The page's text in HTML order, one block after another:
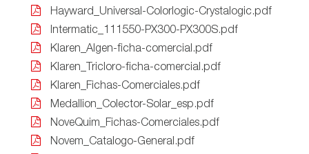
Hayward_Universal-Colorlogic-Crystalogic.pdf
Intermatic_111550-PX300-PX300S.pdf
Klaren_Algen-ficha-comercial.pdf
Klaren_Tricloro-ficha-comercial.pdf
Klaren_Fichas-Comerciales.pdf
Medallion_Colector-Solar_esp.pdf
NoveQuim_Fichas-Comerciales.pdf
Novem_Catalogo-General.pdf